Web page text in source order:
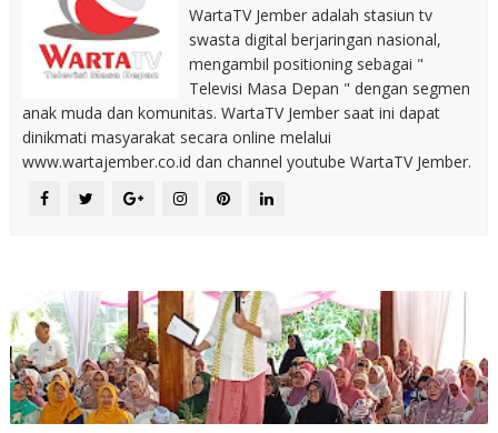
WartaTV Jember adalah stasiun tv
swasta digital berjaringan nasional,
mengambil positioning sebagai "
Televisi Masa Depan " dengan segmen
anak muda dan komunitas. WartaTV Jember saat ini dapat
dinikmati masyarakat secara online melalui
www.wartajember.co.id dan channel youtube WartaTV Jember.